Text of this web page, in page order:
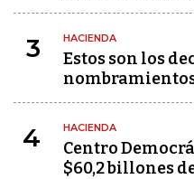
3 HACIENDA
Estos son los
4 HACIENDA
Centro
$60,2 billones